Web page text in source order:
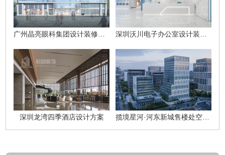
深圳龙湾四季酒店设计方案 揽境星河·河东新城售楼处空间设计方案